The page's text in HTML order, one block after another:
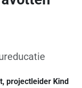
projectleider Kind